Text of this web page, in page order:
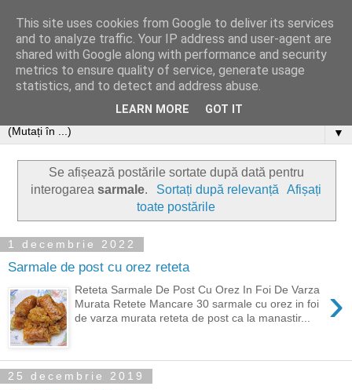
▼
Se afișează postările sortate după dată pentru
interogareasarmale. Sortați după relevanță
Afișați
toate postările
1 decembrie 2022
Sarmale de post cu orez reteta
›
Reteta Sarmale De Post Cu Orez In Foi De Varza
Murata Retete Mancare 30 sarmale cu orez in foi
de varza murata reteta de post ca la manastir...
25 decembrie 2019
This site uses cookies from Google to deliver its services
and to analyze traffic. Your IP address and user-agent are
shared with Google along with performance and security
metrics to ensure quality of service, generate usage
statistics, and to detect and address abuse.
LEARN MORE GOT IT